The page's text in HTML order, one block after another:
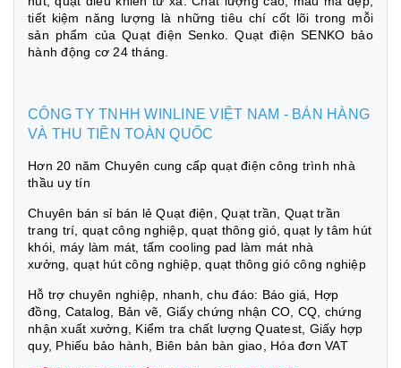
tiết kiệm năng lượng là những tiêu chí cốt lõi trong mỗi
sản phẩm của Quạt điện Senko. Quạt điện SENKO bảo
hành động cơ 24 tháng.
CÔNG TY TNHH WINLINE VIỆT NAM - BÁN HÀNG
VÀ THU TIỀN TOÀN QUỐC
Hơn 20 năm Chuyên cung cấp quạt điện công trình nhà
thầu uy tín
Chuyên bán sỉ bán lẻ Quạt điện, Quạt trần, Quạt trần
trang trí, quạt công nghiệp, quạt thông gió, quạt ly tâm hút
khói, máy làm mát, tấm cooling pad làm mát nhà
xưởng, quạt hút công nghiệp, quạt thông gió công nghiệp
Hỗ trợ chuyên nghiệp, nhanh, chu đáo: Báo giá, Hợp
đồng, Catalog, Bản vẽ, Giấy chứng nhận CO, CQ, chứng
nhận xuất xưởng, Kiểm tra chất lượng Quatest, Giấy hợp
quy, Phiếu bảo hành, Biên bản bàn giao, Hóa đơn VAT